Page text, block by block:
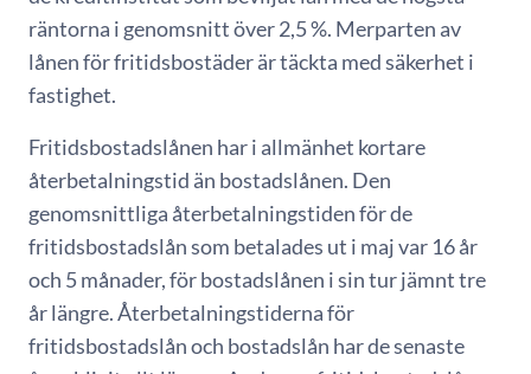
räntorna i genomsnitt över 2,5 %. Merparten av
lånen för fritidsbostäder är täckta med säkerhet i
fastighet.
Fritidsbostadslånen har i allmänhet kortare
återbetalningstid än bostadslånen. Den
genomsnittliga återbetalningstiden för de
fritidsbostadslån som betalades ut i maj var 16 år
och 5 månader, för bostadslånen i sin tur jämnt tre
år längre. Återbetalningstiderna för
fritidsbostadslån och bostadslån har de senaste